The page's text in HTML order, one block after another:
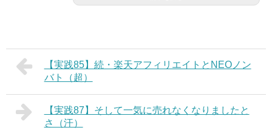
【実践85】続・楽天アフィリエイトとNEOノン
バト（超）
【実践87】そして一気に売れなくなりましたと
さ（汗）